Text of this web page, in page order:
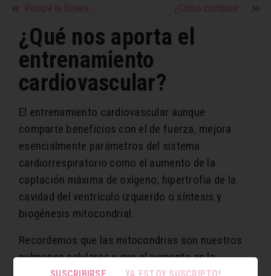
Rompé la flojera: tips para ir al gimnasio ¿Cómo combatir el estrés?
¿Qué nos aporta el
entrenamiento
cardiovascular?
El entrenamiento cardiovascular aunque
comparte beneficios con el de fuerza, mejora
esencialmente parámetros del sistema
cardiorrespiratorio como el aumento de la
captación máxima de oxígeno, hipertrofia de la
cavidad del ventrículo izquierdo o síntesis y
biogénesis mitocondrial.
Recordemos que las mitocondrias son nuestros
pulmones celulares y que el aumento en la